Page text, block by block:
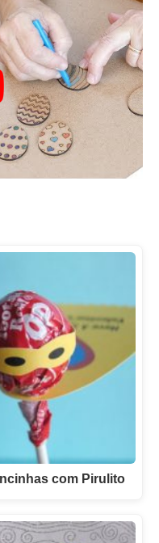
com Pirulito